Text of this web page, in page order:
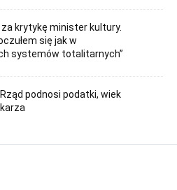
krytykę minister kultury.
się jak w
systemów totalitarnych”
podnosi podatki, wiek